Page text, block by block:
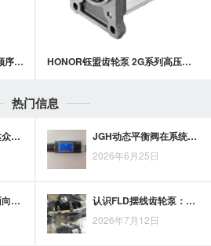
JGH久冈插装阀 J-SCCA系列顺序阀(直动型附止回阀) HONOR钰盟齿轮泵 2G系列高压齿轮泵
热门信息
从工作效率出发，达众单向阀有几种类型适合不同应用 JGH动态平衡阀在系统稳定运行中的调节要点
2026年6月25日
丰兴进口柱塞泵：面向高效流体输送的工况适配方案 认识FLD摆线齿轮泵：结构构成与性能特点
2026年7月12日